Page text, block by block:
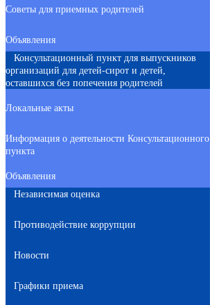
Советы для приемных родителей
Объявления
Консультационный пункт для выпускников
организаций для детей-сирот и детей,
оставшихся без попечения родителей
Локальные акты
Информация о деятельности Консультационного
пункта
Объявления
Независимая оценка
Противодействие коррупции
Новости
Графики приема